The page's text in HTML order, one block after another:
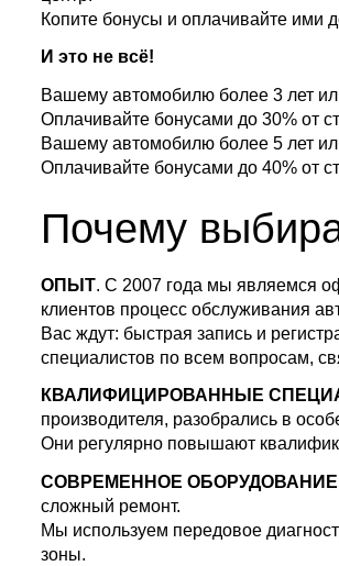
Копите бонусы и оплачивайте ими
И это не всё!
Вашему автомобилю более 3 лет
Оплачивайте бонусами до 30% от
Вашему автомобилю более 5 лет
Оплачивайте бонусами до 40% от
Почему
ОПЫТ. С 2007 года мы являемся
клиентов процесс обслуживания
Вас ждут: быстрая запись и
специалистов по всем вопросам,
КВАЛИФИЦИРОВАННЫЕ
производителя, разобрались в
Они регулярно повышают
СОВРЕМЕННОЕ ОБОРУДОВАНИЕ
сложный ремонт.
Мы используем передовое
зоны.